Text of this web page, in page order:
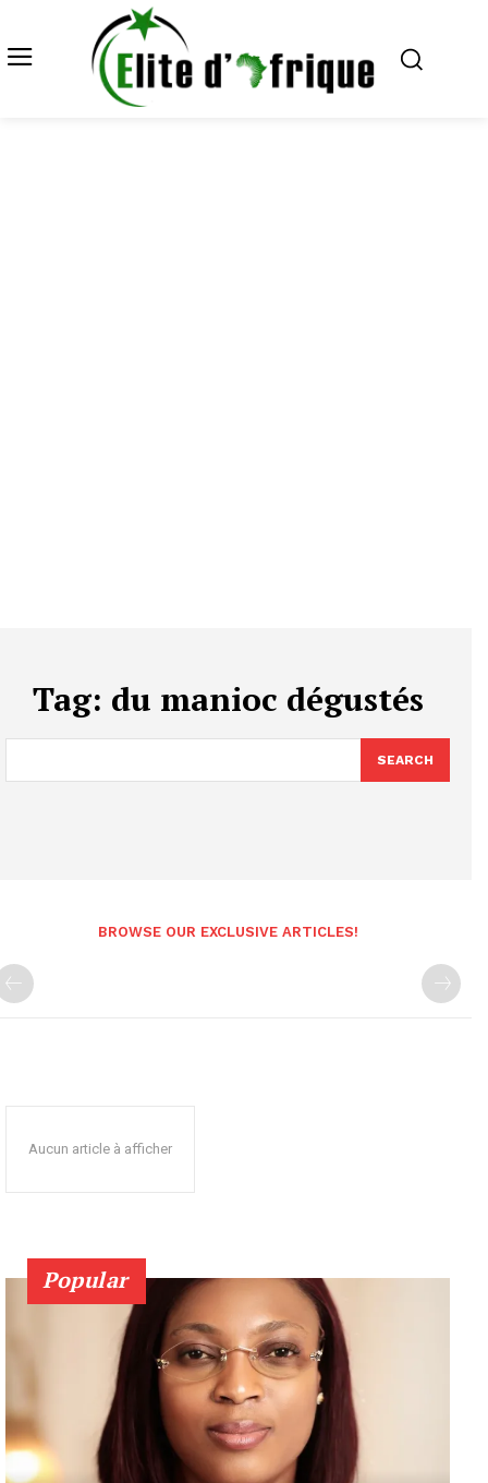
Tag: du manioc dégustés
SEARCH
BROWSE OUR EXCLUSIVE ARTICLES!
Aucun article à afficher
Popular